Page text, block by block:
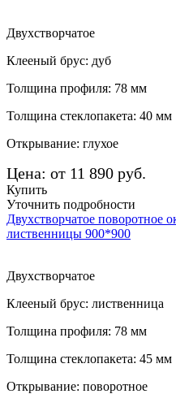
Двухстворчатое
Клееный брус: дуб
Толщина профиля: 78 мм
Толщина стеклопакета: 40 мм
Открывание: глухое
Цена: от 11 890 руб.
Купить
Уточнить подробности
Двухстворчатое поворотное
лиственницы 900*900
Двухстворчатое
Клееный брус: лиственница
Толщина профиля: 78 мм
Толщина стеклопакета: 45 мм
Открывание: поворотное